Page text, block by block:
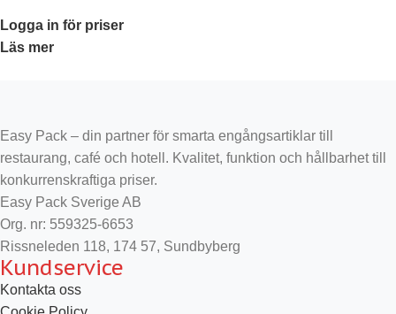
Logga in för priser
Läs mer
Easy Pack – din partner för smarta engångsartiklar till
restaurang, café och hotell. Kvalitet, funktion och hållbarhet till
konkurrenskraftiga priser.
Easy Pack Sverige AB
Org. nr: 559325-6653
Rissneleden 118, 174 57, Sundbyberg
Kundservice
Kontakta oss